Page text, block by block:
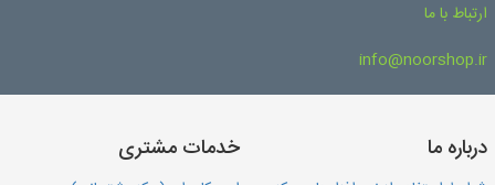
ارتباط با ما
info@noorshop.ir
درباره ما خدمات مشتری